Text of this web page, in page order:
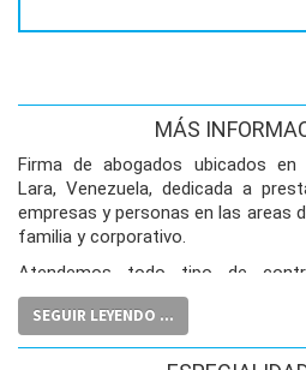
MÁS
Firma de abogados ubicados en
Lara, Venezuela, dedicada a
empresas y personas en las areas
familia y corporativo.
Atendemos todo tipo de
registros y notarías de documentos.
Elaboramos todo tipo de
SEGUIR LEYENDO ...